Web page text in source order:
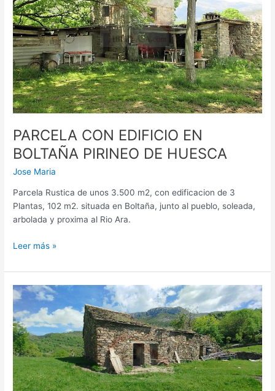
PARCELA CON EDIFICIO EN
BOLTAÑA PIRINEO DE HUESCA
Jose Maria
Parcela Rustica de unos 3.500 m2, con edificacion de 3
Plantas, 102 m2. situada en Boltaña, junto al pueblo, soleada,
arbolada y proxima al Rio Ara.
DE
HUESCA
Leer más »
BORDA
CON
TERRENO
EN
BESTUE
–
ZONA
CAÑON